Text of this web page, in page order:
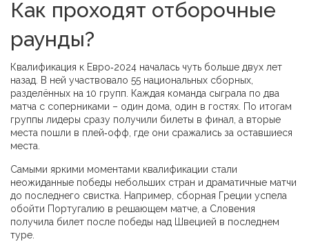
Как проходят отборочные
раунды?
Квалификация к Евро‑2024 началась чуть больше двух лет
назад. В ней участвовало 55 национальных сборных,
разделённых на 10 групп. Каждая команда сыграла по два
матча с соперниками – один дома, один в гостях. По итогам
группы лидеры сразу получили билеты в финал, а вторые
места пошли в плей‑офф, где они сражались за оставшиеся
места.
Самыми яркими моментами квалификации стали
неожиданные победы небольших стран и драматичные матчи
до последнего свистка. Например, сборная Греции успела
обойти Португалию в решающем матче, а Словения
получила билет после победы над Швецией в последнем
туре.